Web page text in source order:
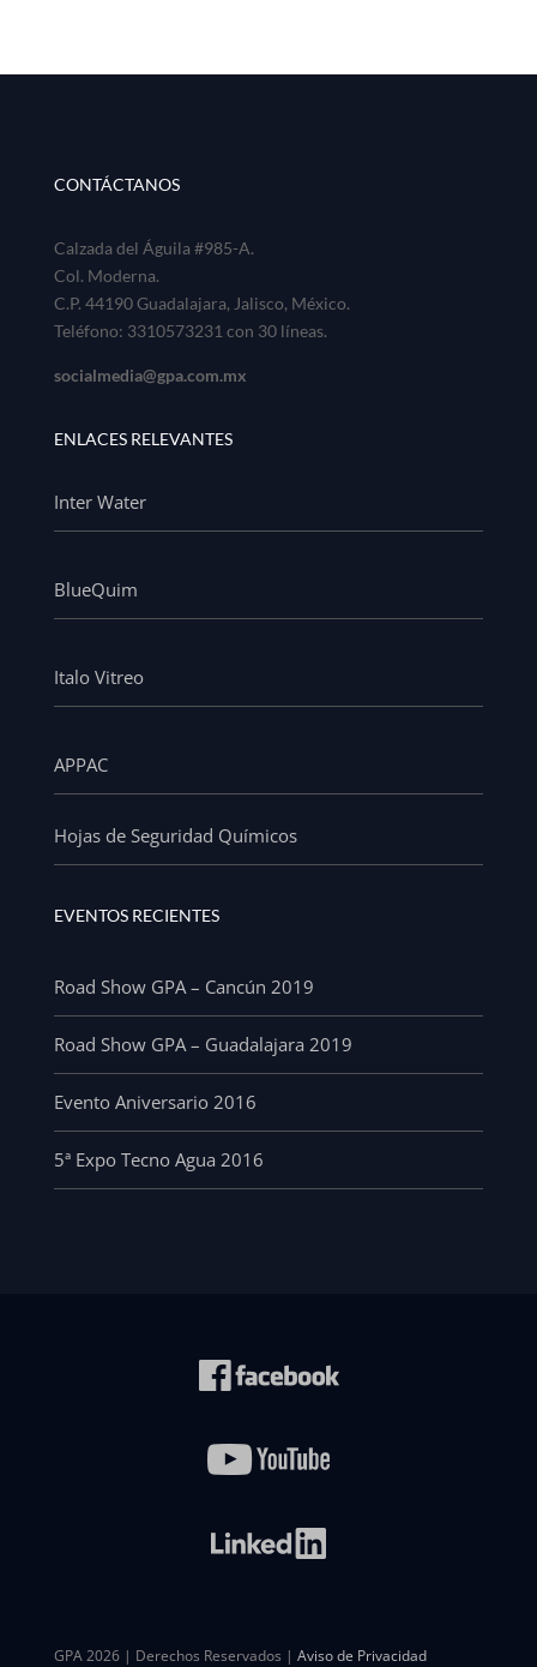
CONTÁCTANOS
Calzada del Águila #985-A.
Col. Moderna.
C.P. 44190 Guadalajara, Jalisco, México.
Teléfono: 3310573231 con 30 líneas.
socialmedia@gpa.com.mx
ENLACES RELEVANTES
Inter Water
BlueQuim
Italo Vitreo
APPAC
Hojas de Seguridad Químicos
EVENTOS RECIENTES
Road Show GPA – Cancún 2019
Road Show GPA – Guadalajara 2019
Evento Aniversario 2016
5ª Expo Tecno Agua 2016
GPA 2026 | Derechos Reservados | Aviso de Privacidad